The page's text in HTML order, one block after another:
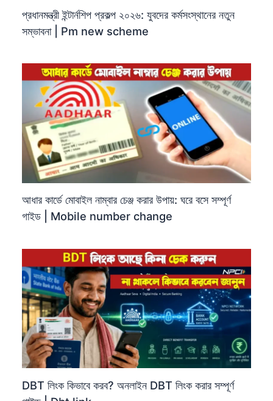
প্রধানমন্ত্রী ইন্টার্নশিপ প্রকল্প ২০২৬: যুবদের কর্মসংস্থানের নতুন
সম্ভাবনা | Pm new scheme
আধার কার্ডে মোবাইল নাম্বার চেঞ্জ করার উপায়: ঘরে বসে সম্পূর্ণ
গাইড | Mobile number change
DBT লিংক কিভাবে করব? অনলাইন DBT লিংক করার সম্পূর্ণ